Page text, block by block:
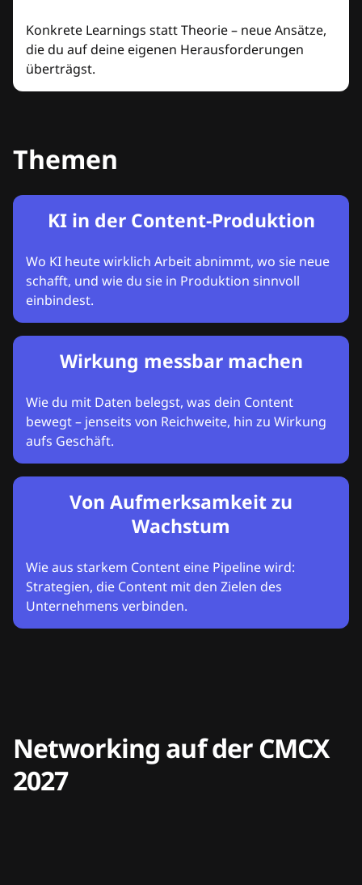
Konkrete Learnings statt Theorie – neue Ansätze,
die du auf deine eigenen Herausforderungen
überträgst.
Themen
KI in der Content-Produktion
Wo KI heute wirklich Arbeit abnimmt, wo sie neue
schafft, und wie du sie in Produktion sinnvoll
einbindest.
Wirkung messbar machen
Wie du mit Daten belegst, was dein Content
bewegt – jenseits von Reichweite, hin zu Wirkung
aufs Geschäft.
Von Aufmerksamkeit zu
Wachstum
Wie aus starkem Content eine Pipeline wird:
Strategien, die Content mit den Zielen des
Unternehmens verbinden.
Networking auf der CMCX
2027